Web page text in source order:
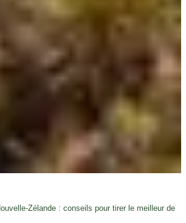
Zélande : conseils pour tirer le meilleur de